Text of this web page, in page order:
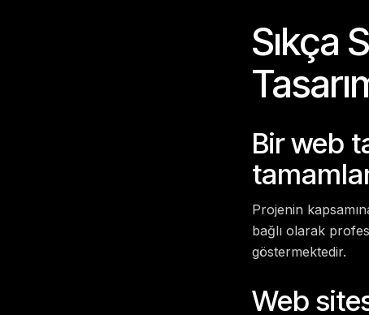
Sıkça
Bir web
Projenin
bağlı olarak
göstermektedir.
Web